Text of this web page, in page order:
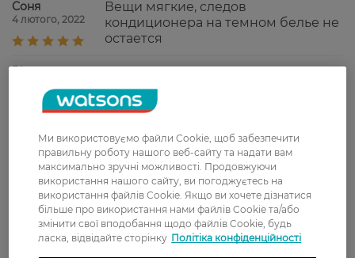
Соня
4 лютого, 2022
Вещи мягкие, следов
кондиционера на темном белье не
остается
смягчает белье
Лариса
12 січня, 2022
Хорошее средство, приятный
запах, надолго хватает
Тетяна
6 січня, 2022
Очень приятный аромат, отлично
смягчает
Ми використовуємо файли Cookie, щоб забезпечити
правильну роботу нашого веб-сайту та надати вам
максимально зручні можливості. Продовжуючи
використання нашого сайту, ви погоджуєтесь на
використання файлів Cookie. Якщо ви хочете дізнатися
більше про використання нами файлів Cookie та/або
змінити свої вподобання щодо файлів Cookie, будь
ласка, відвідайте сторінку Політіка конфіденційності